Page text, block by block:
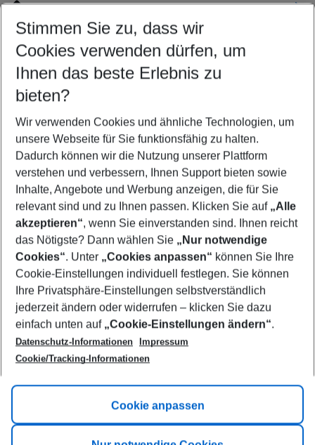
Location
Customize your offer
Find the perfect deal which suits your best
Your departure airport
Any airport
Select your date range
08/08/26–06/08/27 5-8 nights
Who will travel
2 adults No children
Show more filter
Footer
Footer navigation
Title A
Link A
Stimmen Sie zu, dass wir
Cookies verwenden dürfen, um
Ihnen das beste Erlebnis zu
bieten?
Wir verwenden Cookies und ähnliche Technologien, um
unsere Webseite für Sie funktionsfähig zu halten.
Dadurch können wir die Nutzung unserer Plattform
verstehen und verbessern, Ihnen Support bieten sowie
Inhalte, Angebote und Werbung anzeigen, die für Sie
relevant sind und zu Ihnen passen. Klicken Sie auf „Alle
akzeptieren“, wenn Sie einverstanden sind. Ihnen reicht
das Nötigste? Dann wählen Sie „Nur notwendige
Cookies“. Unter „Cookies anpassen“ können Sie Ihre
Cookie-Einstellungen individuell festlegen. Sie können
Ihre Privatsphäre-Einstellungen selbstverständlich
jederzeit ändern oder widerrufen – klicken Sie dazu
einfach unten auf „Cookie-Einstellungen ändern“.
Datenschutz-Informationen
Impressum
Cookie/Tracking-Informationen
Cookie anpassen